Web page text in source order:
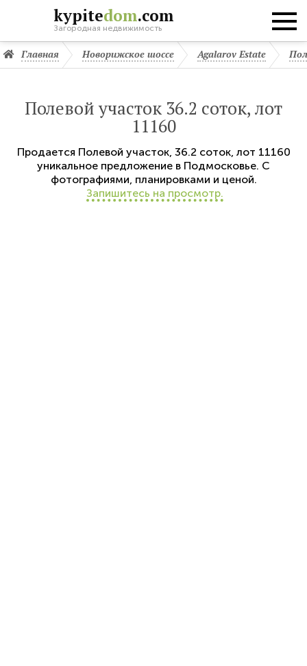
kypitedom.com
Загородная недвижимость
Главная Новорижское шоссе Agalarov Estate
Полевой участок 36.2 соток, лот
11160
Продается Полевой участок, 36.2 соток, лот 11160
уникальное предложение в Подмосковье. С
фотографиями, планировками и ценой.
Запишитесь на просмотр.